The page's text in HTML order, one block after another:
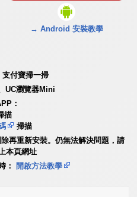
→ Android 安裝教學
支付寶掃一掃
UC瀏覽器Mini
：
描
掃描
再重新安裝。仍無法解決問題，請
本頁網址
：
開啟方法教學